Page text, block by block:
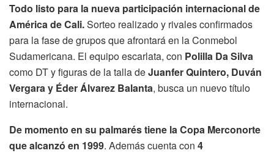
Todo listo para la nueva participación internacional de
América de Cali.Sorteo realizado y rivales confirmados
para la fase de grupos que afrontará en la Conmebol
Sudamericana. El equipo escarlata, con Polilla Da Silva
como DT y figuras de la talla deJuanfer Quintero, Duván
Vergara y Éder Álvarez Balanta, busca un nuevo título
internacional.
De momento en su palmarés tiene la Copa Merconorte
que alcanzó en 1999. Además cuenta con 4